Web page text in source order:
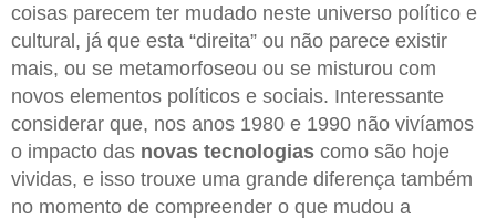
coisas parecem ter mudado neste universo político e
cultural, já que esta “direita” ou não parece existir
mais, ou se metamorfoseou ou se misturou com
novos elementos políticos e sociais. Interessante
considerar que, nos anos 1980 e 1990 não vivíamos
o impacto das novas tecnologias como são hoje
vividas, e isso trouxe uma grande diferença também
no momento de compreender o que mudou a